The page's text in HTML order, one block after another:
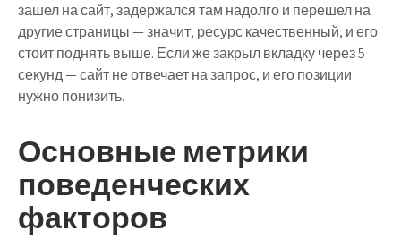
зашел на сайт, задержался там надолго и перешел на
другие страницы — значит, ресурс качественный, и его
стоит поднять выше. Если же закрыл вкладку через 5
секунд — сайт не отвечает на запрос, и его позиции
нужно понизить.
Основные метрики
поведенческих
факторов